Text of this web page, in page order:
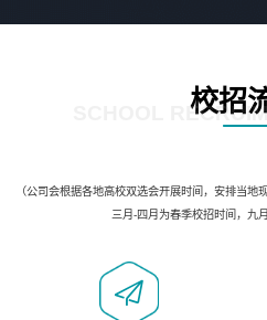
校招
SCHOOL
（公司会根据各地高校双选会开展时间，安排当地
三月-四月为春季校招时间，九